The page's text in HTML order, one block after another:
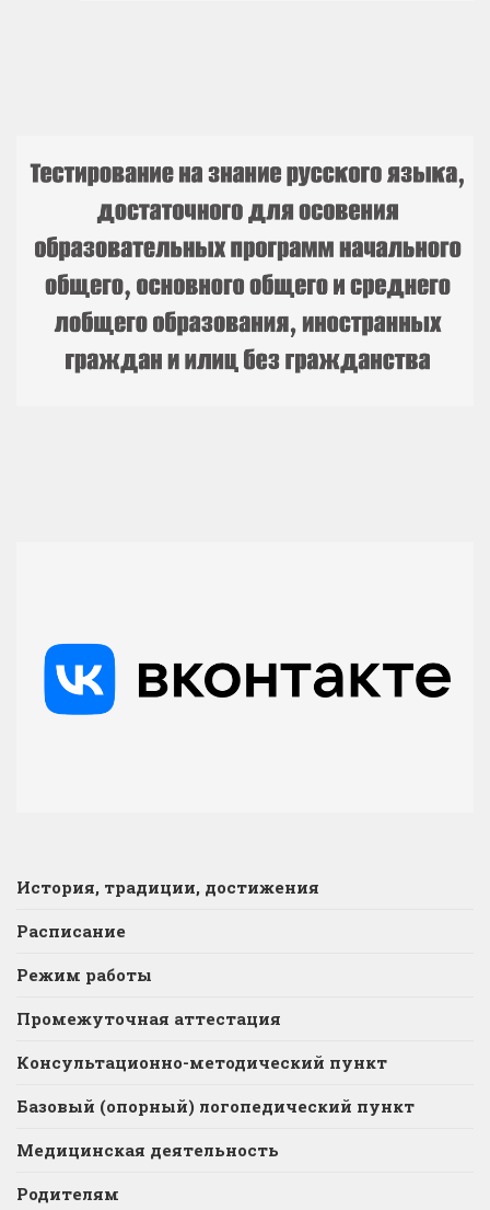
История, традиции, достижения
Расписание
Режим работы
Промежуточная аттестация
Консультационно-методический пункт
Базовый (опорный) логопедический пункт
Медицинская деятельность
Родителям